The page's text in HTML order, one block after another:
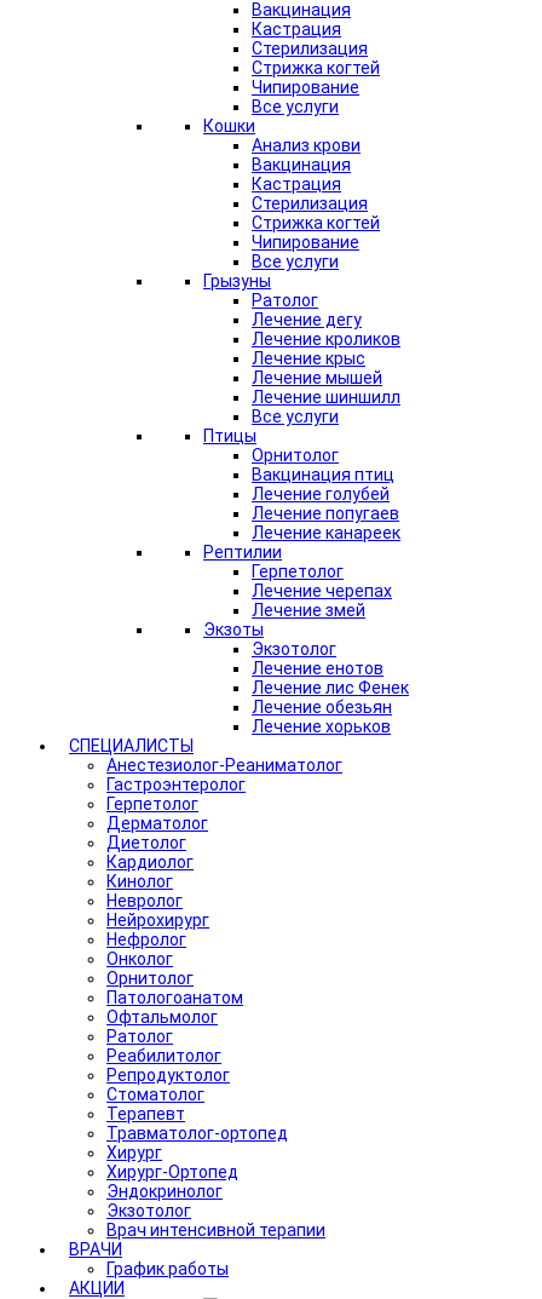
Вакцинация
Кастрация
Стерилизация
Стрижка когтей
Чипирование
Все услуги
Кошки
Анализ крови
Вакцинация
Кастрация
Стерилизация
Стрижка когтей
Чипирование
Все услуги
Грызуны
Ратолог
Лечение дегу
Лечение кроликов
Лечение крыс
Лечение мышей
Лечение шиншилл
Все услуги
Птицы
Орнитолог
Вакцинация птиц
Лечение голубей
Лечение попугаев
Лечение канареек
Рептилии
Герпетолог
Лечение черепах
Лечение змей
Экзоты
Экзотолог
Лечение енотов
Лечение лис Фенек
Лечение обезьян
Лечение хорьков
СПЕЦИАЛИСТЫ
Анестезиолог-Реаниматолог
Гастроэнтеролог
Герпетолог
Дерматолог
Диетолог
Кардиолог
Кинолог
Невролог
Нейрохирург
Нефролог
Онколог
Орнитолог
Патологоанатом
Офтальмолог
Ратолог
Реабилитолог
Репродуктолог
Стоматолог
Терапевт
Травматолог-ортопед
Хирург
Хирург-Ортопед
Эндокринолог
Экзотолог
Врач интенсивной терапии
ВРАЧИ
График работы
АКЦИИ